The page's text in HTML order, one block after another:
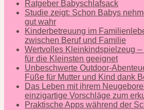
Ratgeber Babyschlafsack
Studie zeigt: Schon Babys
gut wahr
Kinderbetreuung im
zwischen Beruf und Familie
Wertvolles Kleinkindspielzeug
für die Kleinsten geeignet
Unbeschwerte Outdoor-
Füße für Mutter und Kind dank
Das Leben mit ihrem
einzigartige Vorschläge zum
Praktische Apps während der